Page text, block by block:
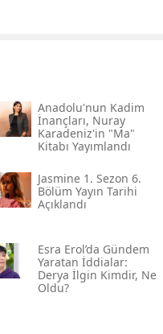
Anadolu'nun Kadim
İnançları, Nuray
Karadeniz'in "ma"
Kitabı Yayımlandı
Jasmine 1. Sezon 6.
Bölüm Yayın Tarihi
Açıklandı
Esra Erol’da Gündem
Yaratan İddialar:
Derya İlgin Kimdir, Ne
Oldu?